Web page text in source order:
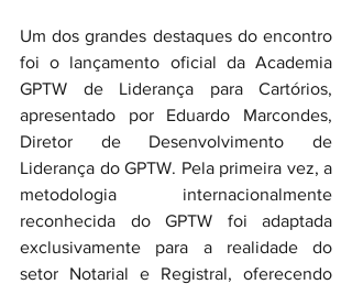
Um dos grandes destaques do encontro
foi o lançamento oficial da Academia
GPTW de Liderança para Cartórios,
apresentado por Eduardo Marcondes,
Diretor de Desenvolvimento de
Liderança do GPTW. Pela primeira vez, a
metodologia internacionalmente
reconhecida do GPTW foi adaptada
exclusivamente para a realidade do
setor Notarial e Registral, oferecendo